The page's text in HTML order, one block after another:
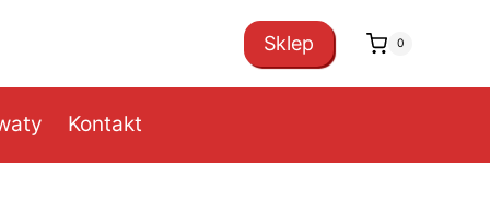
Sklep 0
Kontakt